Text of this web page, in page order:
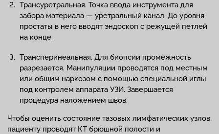
Трансуретральная. Точка ввода инструмента для
забора материала — уретральный канал. До уровня
простаты в него вводят эндоскоп с режущей петлей
на конце.
Трансперинеальная. Для биопсии промежность
разрезается. Манипуляции проводятся под местным
или общим наркозом с помощью специальной иглы
под контролем аппарата УЗИ. Завершается
процедура наложением швов.
Чтобы оценить состояние тазовых лимфатических узлов,
пациенту проводят КТ брюшной полости и